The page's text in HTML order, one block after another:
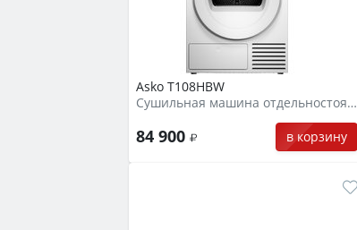
Asko T108HBW
Сушильная машина отдельностоящая
84 900 в корзину